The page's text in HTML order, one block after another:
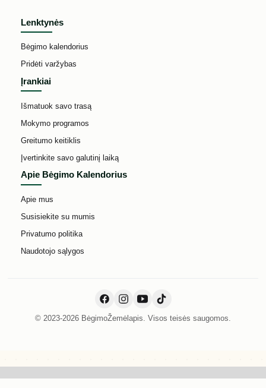
Lenktynės
Bėgimo kalendorius
Pridėti varžybas
Įrankiai
Išmatuok savo trasą
Mokymo programos
Greitumo keitiklis
Įvertinkite savo galutinį laiką
Apie Bėgimo Kalendorius
Apie mus
Susisiekite su mumis
Privatumo politika
Naudotojo sąlygos
© 2023-2026 BėgimoŽemėlapis. Visos teisės saugomos.